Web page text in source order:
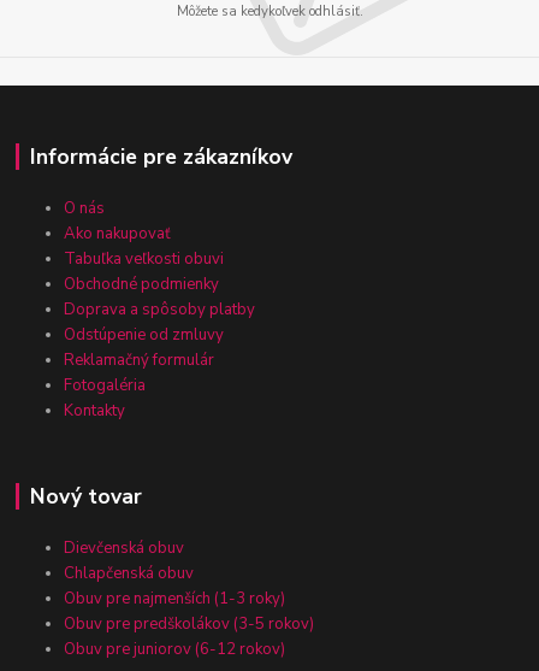
Môžete sa kedykoľvek odhlásiť.
Informácie pre zákazníkov
O nás
Ako nakupovať
Tabuľka veľkosti obuvi
Obchodné podmienky
Doprava a spôsoby platby
Odstúpenie od zmluvy
Reklamačný formulár
Fotogaléria
Kontakty
Nový tovar
Dievčenská obuv
Chlapčenská obuv
Obuv pre najmenších (1-3 roky)
Obuv pre predškolákov (3-5 rokov)
Obuv pre juniorov (6-12 rokov)